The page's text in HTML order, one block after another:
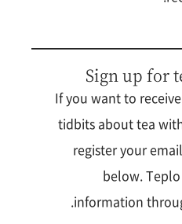
Sign up for
If you want to
tidbits about tea
register your
below.
information